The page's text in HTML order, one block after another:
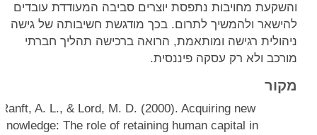
והשקעת מחויבות נתפסת יוצרים סביבה המעודדת עובדים
להישאר ולהמשיך לתרום. בכך מודגשת חשיבותה של גישה
ניהולית רגישה ומותאמת, הרואה ברכישה תהליך חברתי
מורכב ולא רק עסקה פיננסית.
מקור
Ranft, A. L., & Lord, M. D. (2000). Acquiring new
knowledge: The role of retaining human capital in